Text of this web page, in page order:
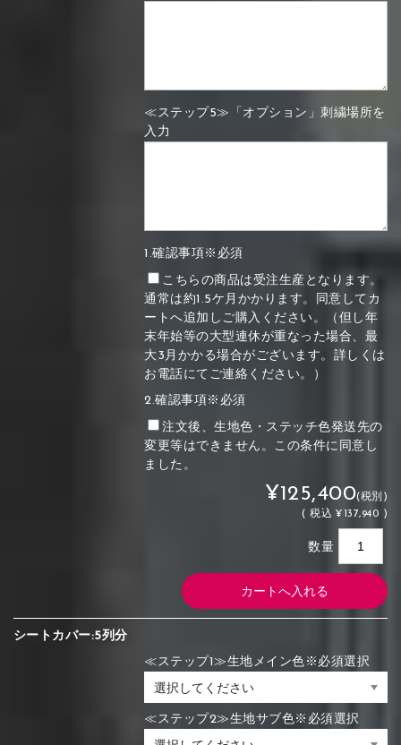
≪ステップ5≫「オプション」刺繍場所を
入力
1.確認事項※必須
こちらの商品は受注生産となります。
通常は約1.5ケ月かかります。同意してカ
ートへ追加しご購入ください。（但し年
末年始等の大型連休が重なった場合、最
大3月かかる場合がございます。詳しくは
お電話にてご連絡ください。）
2.確認事項※必須
注文後、生地色・ステッチ色発送先の
変更等はできません。この条件に同意し
ました。
¥125,400(税別)
(税込 ¥137,940 )
数量
シートカバー:5列分
≪ステップ1≫生地メイン色※必須選択
≪ステップ2≫生地サブ色※必須選択